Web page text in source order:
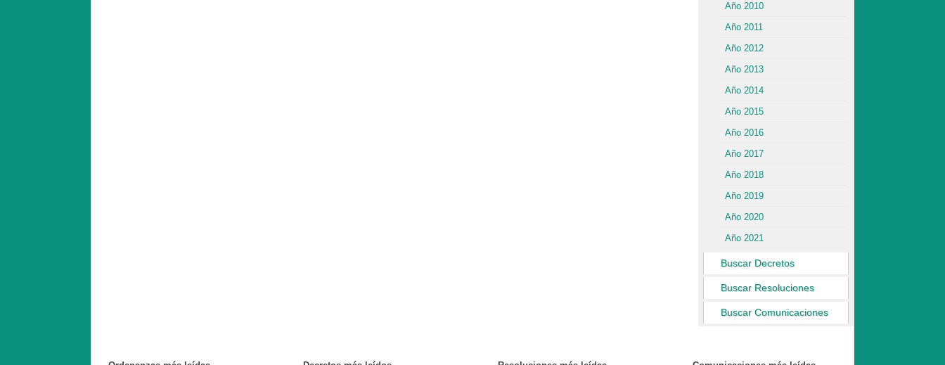
Año 2010
Año 2011
Año 2012
Año 2013
Año 2014
Año 2015
Año 2016
Año 2017
Año 2018
Año 2019
Año 2020
Año 2021
Buscar Decretos
Buscar Resoluciones
Buscar Comunicaciones